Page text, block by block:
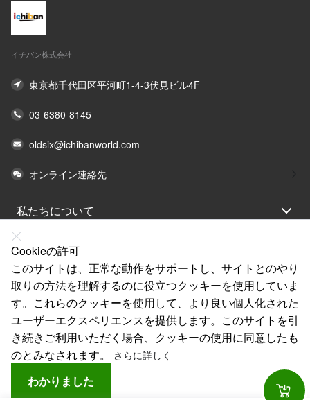
イチバン株式会社
東京都千代田区平河町1-4-3伏見ビル4F
03-6380-8145
oldsix@ichibanworld.com
オンライン連絡先
私たちについて
法律声明
ヘルプ
サービス
リンク
Cookieの許可
このサイトは、正常な動作をサポートし、サイトとのやり
取りの方法を理解するのに役立つクッキーを使用していま
す。これらのクッキーを使用して、より良い個人化された
ユーザーエクスペリエンスを提供します。このサイトを引
き続きご利用いただく場合、クッキーの使用に同意したも
のとみなされます。
さらに詳しく
わかりました